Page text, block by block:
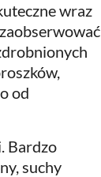
wraz
od
Bardzo
suchy